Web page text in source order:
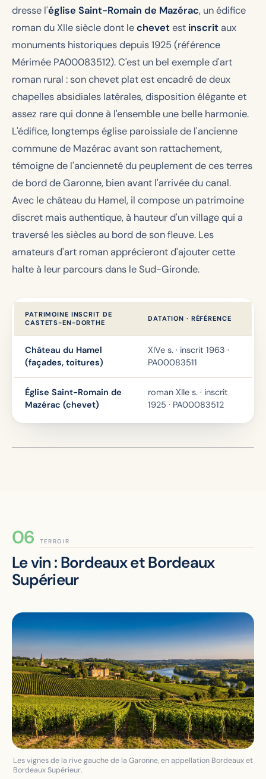
dresse l'église Saint-Romain de Mazérac, un édifice
roman du XIIe siècle dont lechevetest inscrit aux
monuments historiques depuis 1925 (référence
Mérimée PA00083512). C'est un bel exemple d'art
roman rural : son chevet plat est encadré de deux
chapelles absidiales latérales, disposition élégante et
assez rare qui donne à l'ensemble une belle harmonie.
L'édifice, longtemps église paroissiale de l'ancienne
commune de Mazérac avant son rattachement,
témoigne de l'ancienneté du peuplement de ces terres
de bord de Garonne, bien avant l'arrivée du canal.
Avec le château du Hamel, il compose un patrimoine
discret mais authentique, à hauteur d'un village qui a
traversé les siècles au bord de son fleuve. Les
amateurs d'art roman apprécieront d'ajouter cette
halte à leur parcours dans le Sud-Gironde.
PATRIMOINE INSCRIT DE
CASTETS-EN-DORTHE
DATATION · RÉFÉRENCE
Château du Hamel
(façades, toitures)
XIVe s. · inscrit 1963 ·
PA00083511
Église Saint-Romain de
Mazérac (chevet)
roman XIIe s. · inscrit
1925 · PA00083512
TERROIR
Le vin : Bordeaux et Bordeaux
Supérieur
Les vignes de la rive gauche de la Garonne, en appellation Bordeaux et
Bordeaux Supérieur.